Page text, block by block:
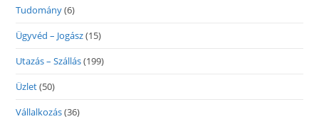
Tudomány(6)
Ügyvéd – Jogász(15)
Utazás – Szállás(199)
Üzlet(50)
Vállalkozás(36)